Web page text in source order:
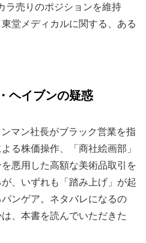
売りのポジションを維持
堂メディカルに関する、ある
ヘイブンの疑惑
マン社長がブラック営業を指
る株価操作、「商社絵画部」
悪用した高額な美術品取引を
、いずれも「踏み上げ」が起
ンゲア。ネタバレになるの
、本書を読んでいただきた